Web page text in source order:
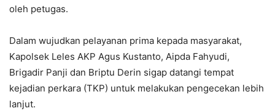
oleh petugas.
Dalam wujudkan pelayanan prima kepada masyarakat,
Kapolsek Leles AKP Agus Kustanto, Aipda Fahyudi,
Brigadir Panji dan Briptu Derin sigap datangi tempat
kejadian perkara (TKP) untuk melakukan pengecekan lebih
lanjut.